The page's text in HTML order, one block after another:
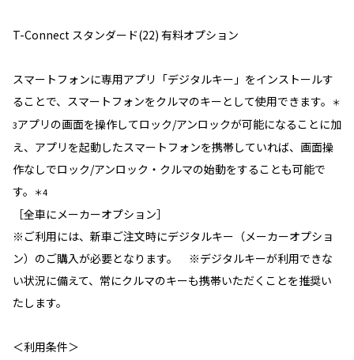
T-Connect スタンダード(22) 有料オプション
スマートフォンに専用アプリ「デジタルキー」をインストールす
ることで、スマートフォンをクルマのキーとして使用できます。
＊
3アプリの画面を操作してロック/アンロックが可能になることに加
え、アプリを起動したスマートフォンを携帯していれば、画面操
作なしでロック/アンロック・クルマの始動をすることも可能で
す。
＊4
［全車にメーカーオプション］
※ご利用には、新車ご注文時にデジタルキー（メーカーオプショ
ン）のご購入が必要となります。 ※デジタルキーが利用できな
い状況に備えて、常にクルマのキーも携帯いただくことを推奨い
たします。
＜利用条件＞